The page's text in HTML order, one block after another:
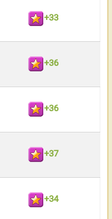
+33
+36
+36
+37
+34